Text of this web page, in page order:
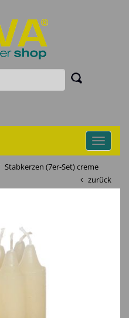
Toggle
Stabkerzen (7er-Set) creme
zurück